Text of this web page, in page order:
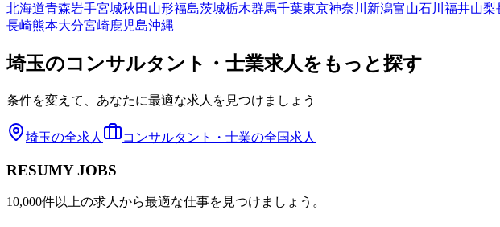
北海道青森岩手宮城秋田 山形福島茨城栃木群馬千葉東京神奈川 新潟富山石川 福井山梨
長崎熊本大分宮崎鹿児島沖縄
埼玉のコンサルタント・士業求人をもっと探す
条件を変えて、あなたに最適な求人を見つけましょう
埼玉の全求人 コンサルタント・士業の全国求人
RESUMY JOBS
10,000件以上の求人から最適な仕事を見つけましょう。